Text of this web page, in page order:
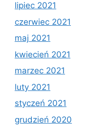
lipiec 2021
czerwiec 2021
maj 2021
kwiecień 2021
marzec 2021
luty 2021
styczeń 2021
grudzień 2020